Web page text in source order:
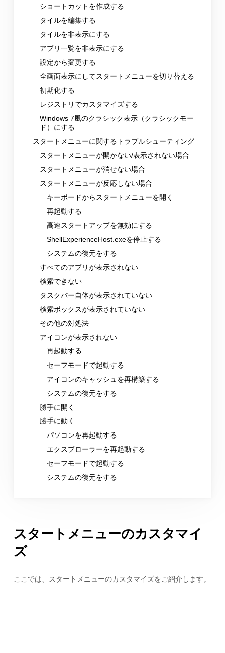
ショートカットを作成する
タイルを編集する
タイルを非表示にする
アプリ一覧を非表示にする
設定から変更する
全画面表示にしてスタートメニューを切り替える
初期化する
レジストリでカスタマイズする
Windows 7風のクラシック表示（クラシックモー
ド）にする
スタートメニューに関するトラブルシューティング
スタートメニューが開かない/表示されない場合
スタートメニューが消せない場合
スタートメニューが反応しない場合
キーボードからスタートメニューを開く
再起動する
高速スタートアップを無効にする
ShellExperienceHost.exeを停止する
システムの復元をする
すべてのアプリが表示されない
検索できない
タスクバー自体が表示されていない
検索ボックスが表示されていない
その他の対処法
アイコンが表示されない
再起動する
セーフモードで起動する
アイコンのキャッシュを再構築する
システムの復元をする
勝手に開く
勝手に動く
パソコンを再起動する
エクスプローラーを再起動する
セーフモードで起動する
システムの復元をする
スタートメニューのカスタマイ
ズ
ここでは、スタートメニューのカスタマイズをご紹介します。